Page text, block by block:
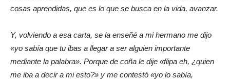
cosas aprendidas, que es lo que se busca en la vida, avanzar.
Y, volviendo a esa carta, se la enseñé a mi hermano me dijo
«yo sabía que tu ibas a llegar a ser alguien importante
mediante la palabra». Porque de coña le dije «flipa eh, ¿quien
me iba a decir a mi esto?» y me contestó «yo lo sabía,